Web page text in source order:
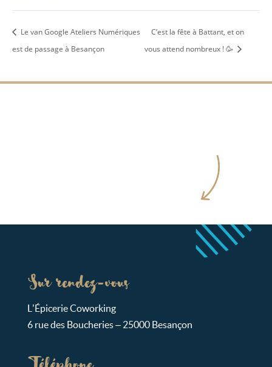
Le van Google Ateliers Numériques
est de passage à Besançon
C’est la fête à Battant, et on
vous attend nombreux ! 🥳
Sur rendez-vous
L’Épicerie Coworking
6 rue des Boucheries – 25000 Besançon